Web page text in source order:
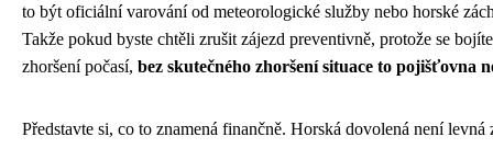
to být oficiální varování od meteorologické služby nebo horské
Takže pokud byste chtěli zrušit zájezd preventivně, protože se
zhoršení počasí, bez skutečného zhoršení situace to pojišťovna
Představte si, co to znamená finančně. Horská dovolená není levná